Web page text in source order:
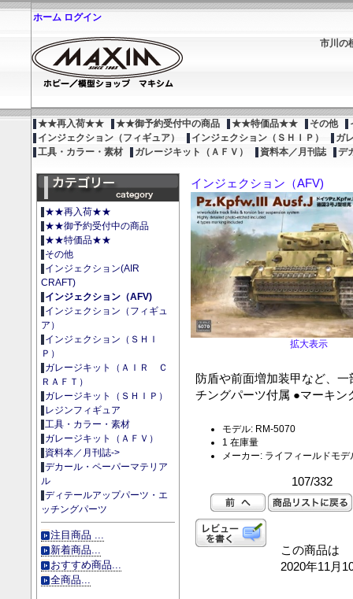
ホーム ログイン
市川の
★★再入荷★★ ★★御予約受付中の商品 ★★特価品★★ その他
インジェクション（フィギュア）
インジェクション（ＳＨＩＰ）
ガ
工具・カラー・素材
ガレージキット（ＡＦＶ） 資料本／月刊誌 デ
★★再入荷★★
★★御予約受付中の商品
★★特価品★★
その他
インジェクション(AIR
CRAFT)
インジェクション（AFV)
インジェクション（フィギュ
ア）
インジェクション（ＳＨＩ
Ｐ）
ガレージキット（ＡＩＲ Ｃ
ＲＡＦＴ）
ガレージキット（ＳＨＩＰ）
レジンフィギュア
工具・カラー・素材
ガレージキット（ＡＦＶ）
資料本／月刊誌->
デカール・ペーパーマテリア
ル
ディテールアップパーツ・エ
ッチングパーツ
注目商品 ...
新着商品...
おすすめ商品...
全商品...
インジェクション（AFV)
拡大表示
防盾や前面増加装甲など、
チングパーツ付属 ●マーキン
モデル: RM-5070
1 在庫量
メーカー: ライフィールドモデ
107/332
この商品は
2020年11月